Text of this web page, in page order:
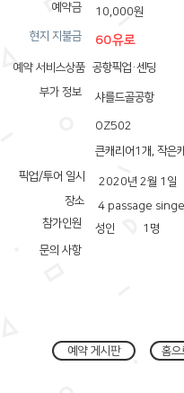
예약금
​현지 지불금
부가 정보
픽업/투어 일시
장소
참가인원
문의 사항
예약 서비스상품
10,000원
60유로
공항픽업·센딩
샤를드골공항
OZ502
큰캐리어1개, 작은
2020년 2월 1일
4 passage
성인
1 명
예약 게시판 홈으